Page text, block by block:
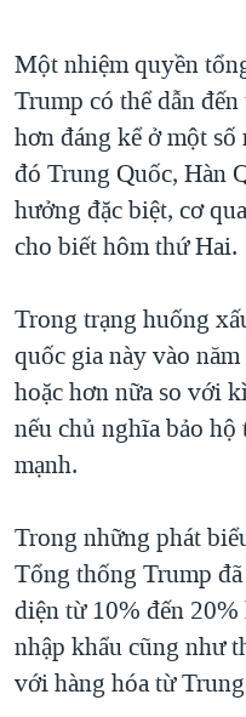
TRỊNH VĨNH BÌNH VS.
NGƯ DÂN VIỆT VÀ LÀN
BÊN KIA QUỐC LỘ:
QUAN HỆ VIỆT MỸ
Một nhiệm quyền
Trump có thể dẫn
hơn đáng kể ở một
đó Trung Quốc, Hàn
hưởng đặc biệt, cơ
cho biết hôm thứ Hai.
Trong trạng huống
quốc gia này vào
hoặc hơn nữa so với
nếu chủ nghĩa bảo
mạnh.
Trong những phát
Tổng thống Trump
diện từ 10% đến 20%
nhập khẩu cũng như
với hàng hóa từ